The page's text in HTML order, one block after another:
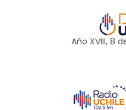
Año XVIII, 8